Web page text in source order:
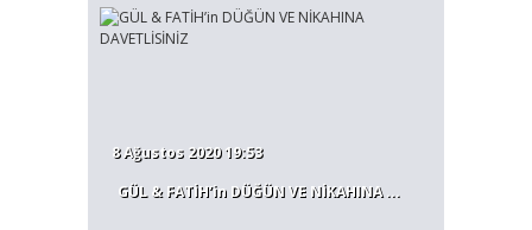
8 Ağustos 2020 19:53
GÜL & FATİH’in DÜĞÜN VE NİKAHINA ...